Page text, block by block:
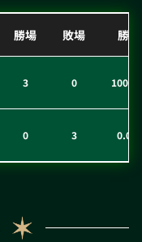
勝場 敗場 勝率
3 0
0 3 0.0%